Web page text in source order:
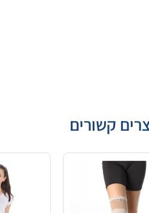
קשורים